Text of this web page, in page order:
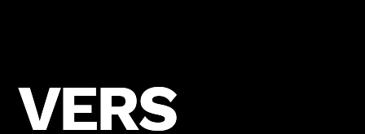
VERS
VERS